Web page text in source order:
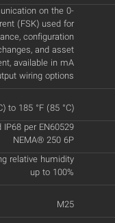
on the 0-
(FSK) used for
configuration
and asset
available in mA
wiring options
to 185 °F (85 °C)
IP68 per EN60529
NEMA® 250 6P
relative humidity
up to 100%
M25